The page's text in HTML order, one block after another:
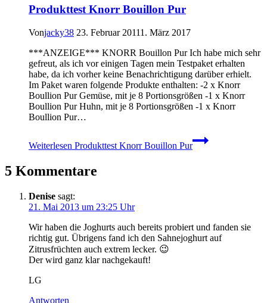
Produkttest Knorr Bouillon Pur
Vonjacky38 23. Februar 20111. März 2017
***ANZEIGE*** KNORR Bouillon Pur Ich habe mich sehr
gefreut, als ich vor einigen Tagen mein Testpaket erhalten
habe, da ich vorher keine Benachrichtigung darüber erhielt.
Im Paket waren folgende Produkte enthalten: -2 x Knorr
Boullion Pur Gemüse, mit je 8 Portionsgrößen -1 x Knorr
Boullion Pur Huhn, mit je 8 Portionsgrößen -1 x Knorr
Boullion Pur…
Weiterlesen Produkttest Knorr Bouillon Pur
5 Kommentare
Denise sagt:
21. Mai 2013 um 23:25 Uhr
Wir haben die Joghurts auch bereits probiert und fanden sie
richtig gut. Übrigens fand ich den Sahnejoghurt auf
Zitrusfrüchten auch extrem lecker. 😉
Der wird ganz klar nachgekauft!
LG
Antworten